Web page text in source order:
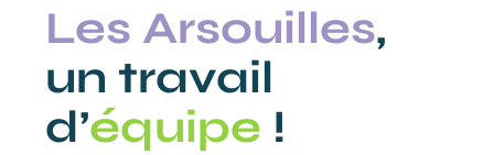
Les Arsouilles,
un travail
d’équipe !